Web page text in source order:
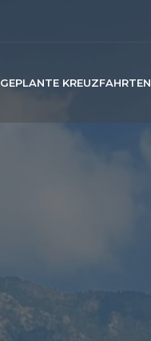
GEPLANTE KREUZFAHRTEN